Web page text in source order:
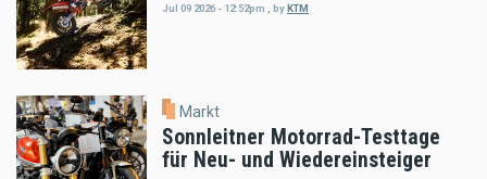
Jul 09 2026 - 12:52pm byKTM
Markt
Sonnleitner Motorrad-Testtage
für Neu- und Wiedereinsteiger